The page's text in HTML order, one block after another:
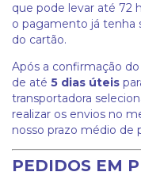
que pode levar até 72
o pagamento já tenha
do cartão.
Após a confirmação
de até 5 dias úteis
transportadora
realizar os envios no
nosso prazo médio de
PEDIDOS EM